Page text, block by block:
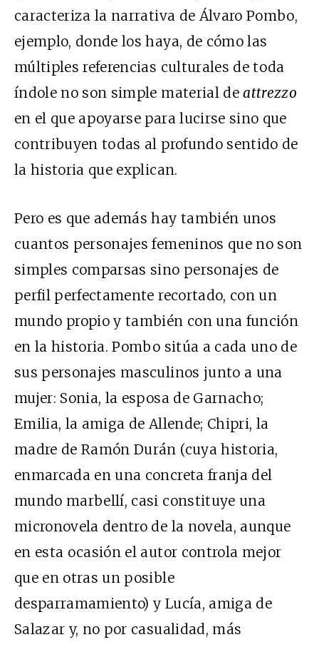
caracteriza la narrativa de Álvaro Pombo,
ejemplo, donde los haya, de cómo las
múltiples referencias culturales de toda
índole no son simple material deattrezzo
en el que apoyarse para lucirse sino que
contribuyen todas al profundo sentido de
la historia que explican.
Pero es que además hay también unos
cuantos personajes femeninos que no son
simples comparsas sino personajes de
perfil perfectamente recortado, con un
mundo propio y también con una función
en la historia. Pombo sitúa a cada uno de
sus personajes masculinos junto a una
mujer: Sonia, la esposa de Garnacho;
Emilia, la amiga de Allende; Chipri, la
madre de Ramón Durán (cuya historia,
enmarcada en una concreta franja del
mundo marbellí, casi constituye una
micronovela dentro de la novela, aunque
en esta ocasión el autor controla mejor
que en otras un posible
desparramamiento) y Lucía, amiga de
Salazar y, no por casualidad, más